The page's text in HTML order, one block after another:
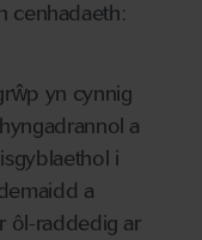
cenhadaeth:
yn cynnig
a
i
a
ôl-raddedig ar